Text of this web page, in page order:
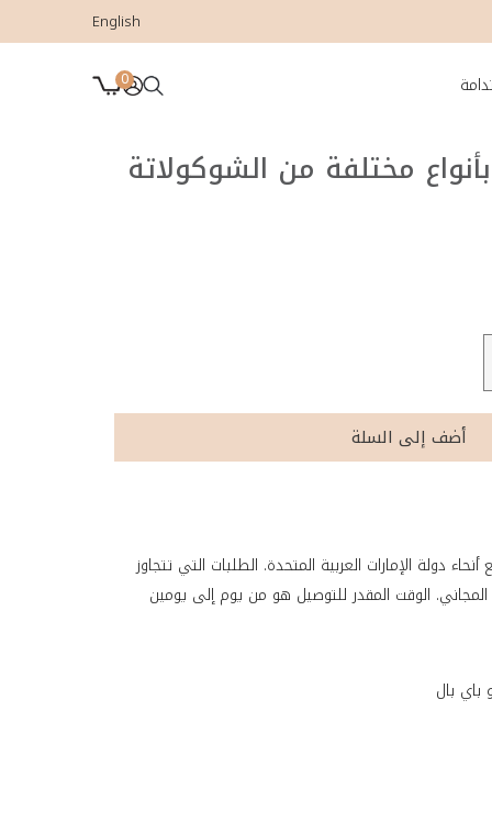
English
0
مختلفة من الشوكولاتة
أضف إلى السلة
دولة الإمارات العربية المتحدة. الطلبات التي تتجاوز
باي بال